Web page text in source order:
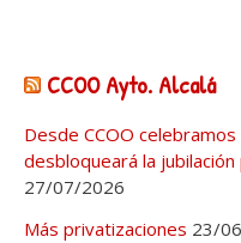
CCOO Ayto. Alcalá
Desde CCOO
desbloqueará la
27/07/2026
Más privatizaciones 23/